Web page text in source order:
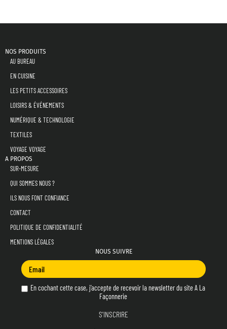
NOS PRODUITS
AU BUREAU
EN CUISINE
LES PETITS ACCESSOIRES
LOISIRS & ÉVÉNEMENTS
NUMÉRIQUE & TECHNOLOGIE
TEXTILES
VOYAGE VOYAGE
A PROPOS
SUR-MESURE
QUI SOMMES NOUS ?
ILS NOUS FONT CONFIANCE
CONTACT
POLITIQUE DE CONFIDENTIALITÉ
MENTIONS LÉGALES
NOUS SUIVRE
En cochant cette case, j’accepte de recevoir la newsletter du site A La
Façonnerie